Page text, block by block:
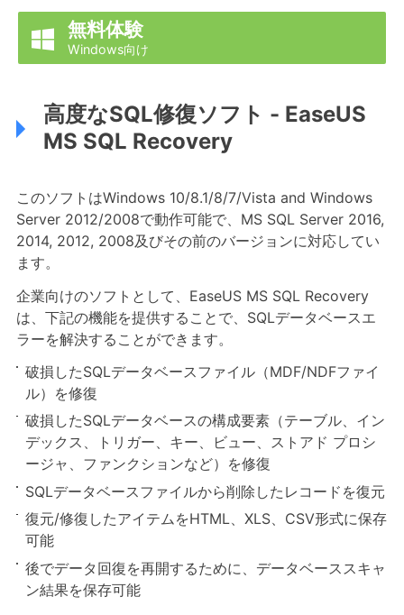
 無料体験
Windows向け
高度なSQL修復ソフト - EaseUS
MS SQL Recovery
このソフトはWindows 10/8.1/8/7/Vista and Windows
Server 2012/2008で動作可能で、MS SQL Server 2016,
2014, 2012, 2008及びその前のバージョンに対応してい
ます。
企業向けのソフトとして、EaseUS MS SQL Recovery
は、下記の機能を提供することで、SQLデータベースエ
ラーを解決することができます。
破損したSQLデータベースファイル（MDF/NDFファイ
ル）を修復
破損したSQLデータベースの構成要素（テーブル、イン
デックス、トリガー、キー、ビュー、ストアド プロシ
ージャ、ファンクションなど）を修復
SQLデータベースファイルから削除したレコードを復元
復元/修復したアイテムをHTML、XLS、CSV形式に保存
可能
後でデータ回復を再開するために、データベーススキャ
ン結果を保存可能